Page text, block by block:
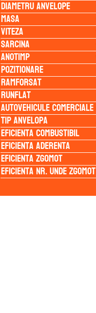
Diametru anvelope
Masa
Viteza
Sarcina
Anotimp
Pozitionare
Ramforsat
Runflat
Autovehicule comerciale
Tip anvelopa
Eficienta Combustibil
Eficienta Aderenta
Eficienta Zgomot
Eficienta Nr. Unde Zgomot